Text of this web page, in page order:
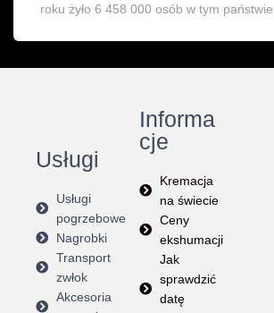
roku żyło 6 458 000 osób w tym państwie.
Usługi
Usługi
pogrzebowe
Nagrobki
Transport
zwłok
Akcesoria
Informa
cje
Kremacja
na świecie
Ceny
ekshumacji
Jak
sprawdzić
datę